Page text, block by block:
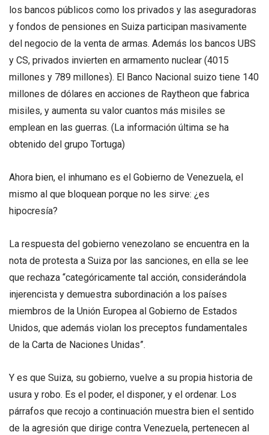
los bancos públicos como los privados y las aseguradoras
y fondos de pensiones en Suiza participan masivamente
del negocio de la venta de armas. Además los bancos UBS
y CS, privados invierten en armamento nuclear (4015
millones y 789 millones). El Banco Nacional suizo tiene 140
millones de dólares en acciones de Raytheon que fabrica
misiles, y aumenta su valor cuantos más misiles se
emplean en las guerras. (La información última se ha
obtenido del grupo Tortuga)
Ahora bien, el inhumano es el Gobierno de Venezuela, el
mismo al que bloquean porque no les sirve: ¿es
hipocresía?
La respuesta del gobierno venezolano se encuentra en la
nota de protesta a Suiza por las sanciones, en ella se lee
que rechaza “categóricamente tal acción, considerándola
injerencista y demuestra subordinación a los países
miembros de la Unión Europea al Gobierno de Estados
Unidos, que además violan los preceptos fundamentales
de la Carta de Naciones Unidas”.
Y es que Suiza, su gobierno, vuelve a su propia historia de
usura y robo. Es el poder, el disponer, y el ordenar. Los
párrafos que recojo a continuación muestra bien el sentido
de la agresión que dirige contra Venezuela, pertenecen al